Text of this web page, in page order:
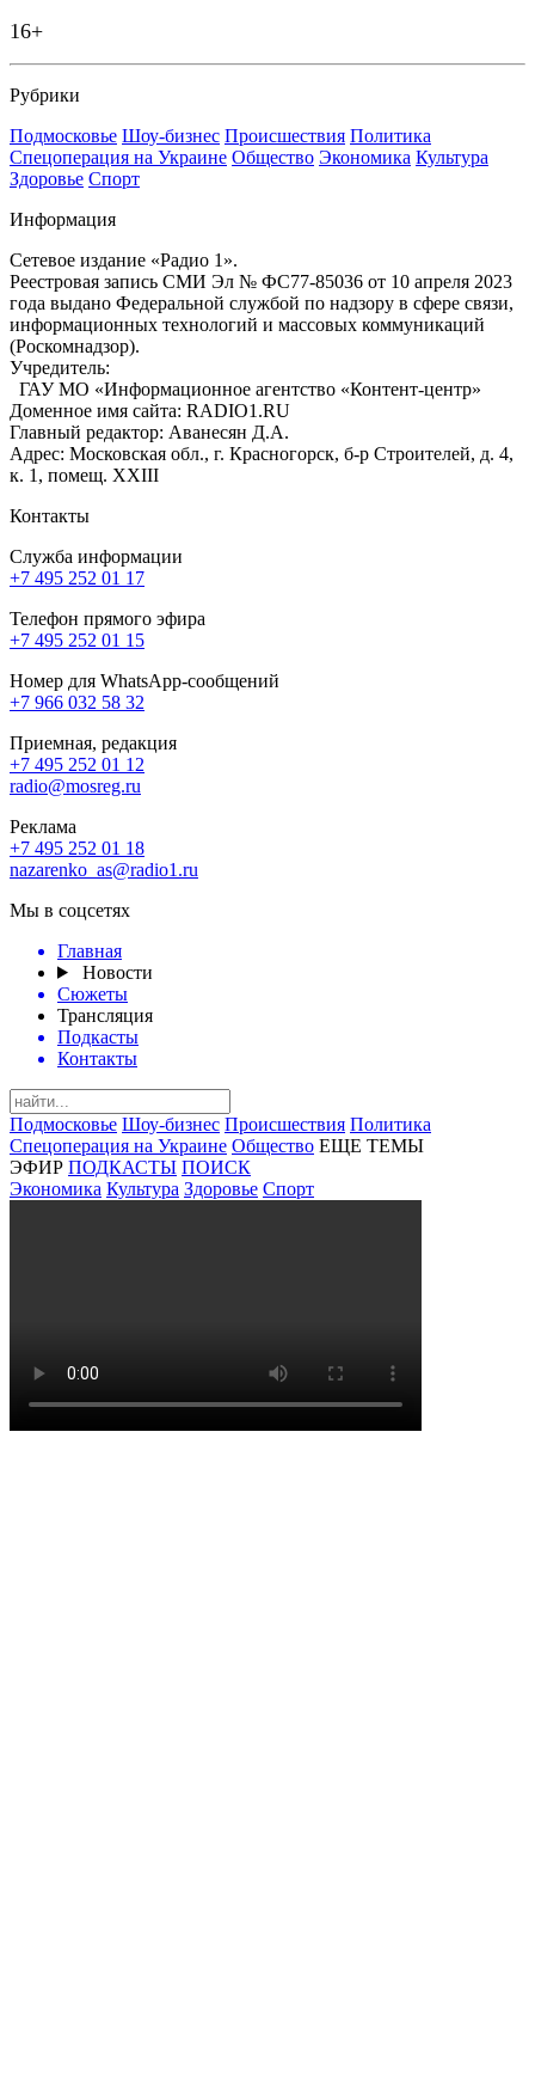
16+
Рубрики
Подмосковье Шоу-бизнес Происшествия Политика
Спецоперация на Украине Общество Экономика Культура
Здоровье Спорт
Информация
Сетевое издание «Радио 1».
Реестровая запись СМИ Эл № ФС77-85036 от 10 апреля 2023
года выдано Федеральной службой по надзору в сфере связи,
информационных технологий и массовых коммуникаций
(Роскомнадзор).
Учредитель:
ГАУ МО «Информационное агентство «Контент-центр»
Доменное имя сайта: RADIO1.RU
Главный редактор: Аванесян Д.А.
Адрес: Московская обл., г. Красногорск, б-р Строителей, д. 4,
к. 1, помещ. XXIII
Контакты
Служба информации
+7 495 252 01 17
Телефон прямого эфира
+7 495 252 01 15
Номер для WhatsApp-сообщений
+7 966 032 58 32
Приемная, редакция
+7 495 252 01 12
radio@mosreg.ru
Реклама
+7 495 252 01 18
nazarenko_as@radio1.ru
Мы в соцсетях
Главная
Новости
Сюжеты
Трансляция
Подкасты
Контакты
Подмосковье Шоу-бизнес Происшествия Политика
Спецоперация на Украине Общество ЕЩЕ ТЕМЫ
ЭФИР ПОДКАСТЫ ПОИСК
Экономика Культура Здоровье Спорт